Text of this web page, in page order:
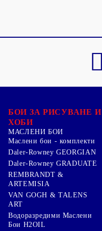
БОИ ЗА РИСУВАНЕ И
ХОБИ
МАСЛЕНИ БОИ
Маслени бои - комплекти
Daler-Rowney GEORGIAN
Daler-Rowney GRADUATE
REMBRANDT &
ARTEMISIA
VAN GOGH & TALENS
ART
Водоразредими Маслени
Бои H2OIL